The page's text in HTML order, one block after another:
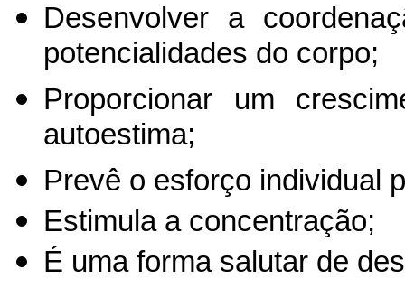
Desenvolver a
potencialidades do corpo;
Proporcionar um
autoestima;
Prevê o esforço individual
Estimula a concentração;
É uma forma salutar de